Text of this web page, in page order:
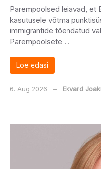
Parempoolsed leiavad, et
kasutusele võtma
immigrantide tõendatud
Parempoolsete …
Loe edasi
6. Aug 2026 ‒ Ekvard